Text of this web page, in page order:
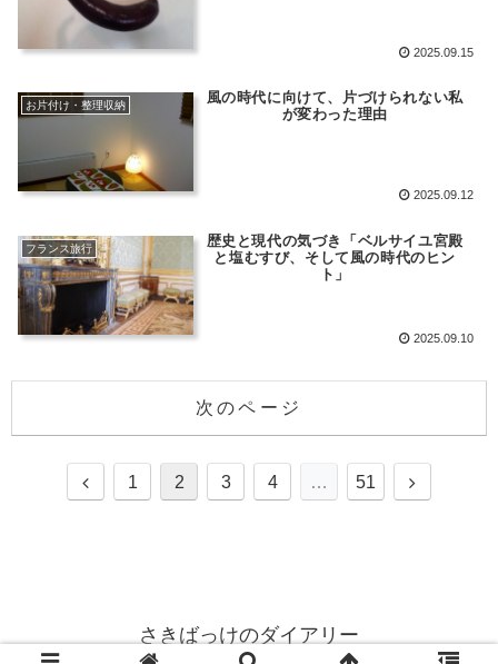
2025.09.15
お片付け・整理収納
風の時代に向けて、片づけられない私
が変わった理由
2025.09.12
フランス旅行
歴史と現代の気づき「ベルサイユ宮殿
と塩むすび、そして風の時代のヒン
ト」
2025.09.10
次のページ
1 2 3 4 … 51
さきばっけのダイアリー